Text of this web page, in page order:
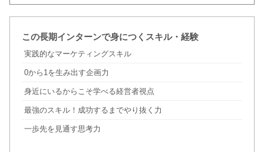
この長期インターンで身につくスキル・経験
実践的なマーケティングスキル
0から1を生み出す企画力
身近にいるからこそ学べる経営者視点
最強のスキル！成功するまでやり抜く力
一歩先を見通す思考力